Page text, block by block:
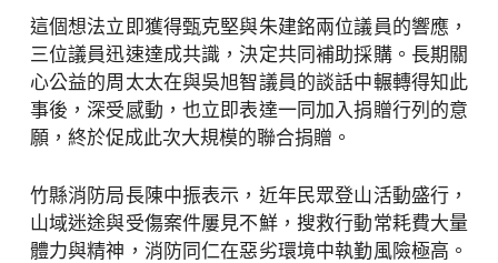
這個想法立即獲得甄克堅與朱建銘兩位議員的響應，
三位議員迅速達成共識，決定共同補助採購。長期關
心公益的周太太在與吳旭智議員的談話中輾轉得知此
事後，深受感動，也立即表達一同加入捐贈行列的意
願，終於促成此次大規模的聯合捐贈。
竹縣消防局長陳中振表示，近年民眾登山活動盛行，
山域迷途與受傷案件屢見不鮮，搜救行動常耗費大量
體力與精神，消防同仁在惡劣環境中執勤風險極高。